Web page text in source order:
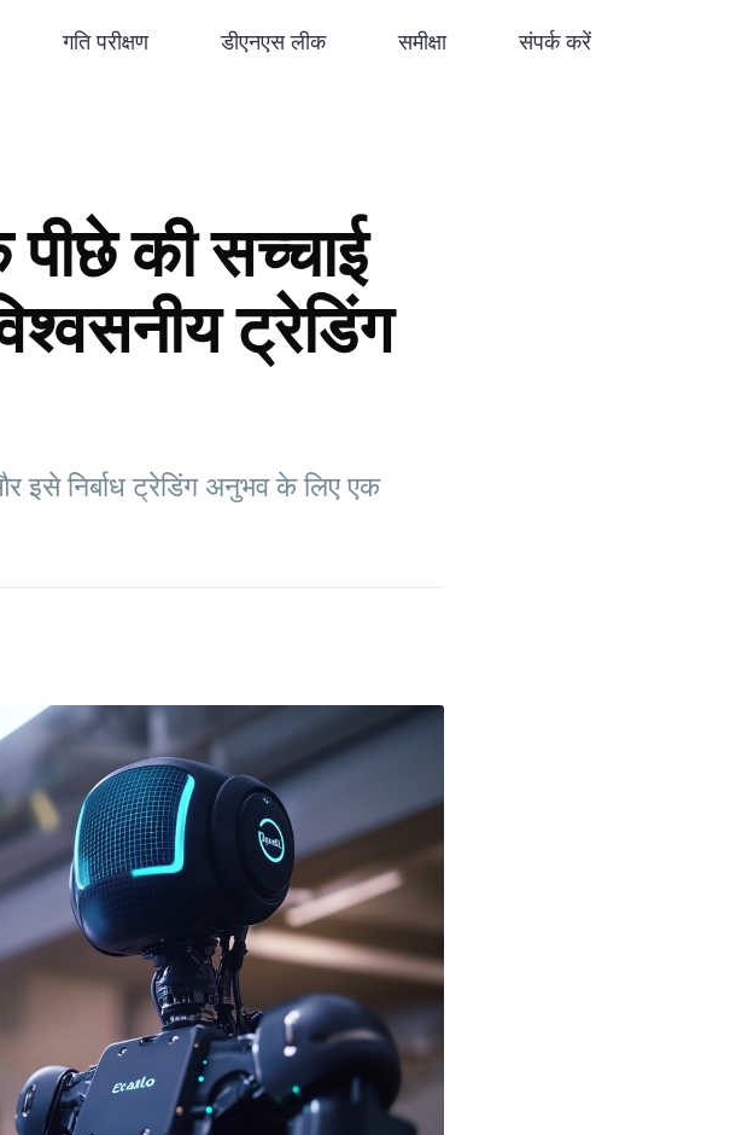
गति परीक्षण डीएनएस लीक समीक्षा संपर्क करें
की सच्चाई
ट्रेडिंग
निर्बाध ट्रेडिंग अनुभव के लिए एक